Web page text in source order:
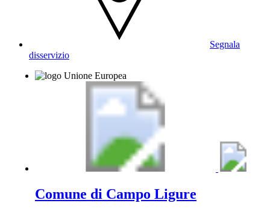
Segnala
disservizio
Comune di Campo Ligure